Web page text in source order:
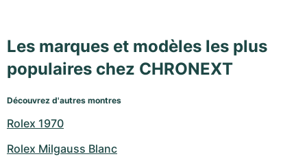
Les marques et modèles les plus
populaires chez CHRONEXT
Découvrez d'autres montres
Rolex 1970
Rolex Milgauss Blanc